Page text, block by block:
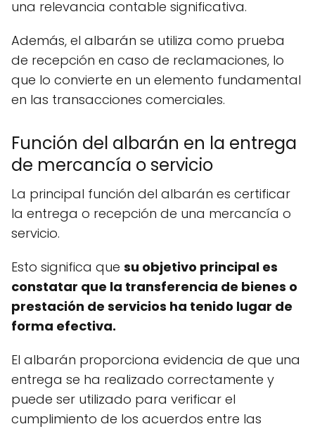
una relevancia contable significativa.
Además, el albarán se utiliza como prueba
de recepción en caso de reclamaciones, lo
que lo convierte en un elemento fundamental
en las transacciones comerciales.
Función del albarán en la entrega
de mercancía o servicio
La principal función del albarán es certificar
la entrega o recepción de una mercancía o
servicio.
Esto significa que su objetivo principal es
constatar que la transferencia de bienes o
prestación de servicios ha tenido lugar de
forma efectiva.
El albarán proporciona evidencia de que una
entrega se ha realizado correctamente y
puede ser utilizado para verificar el
cumplimiento de los acuerdos entre las